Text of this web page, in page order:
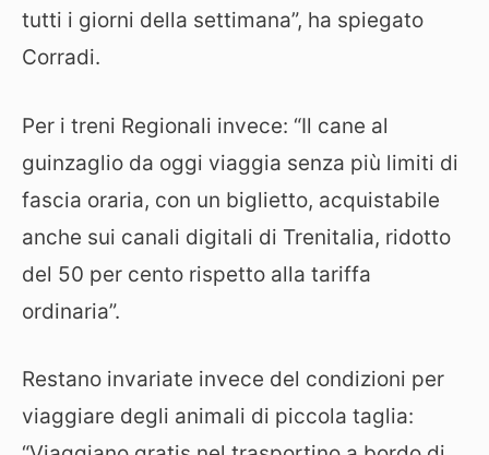
tutti i giorni della settimana”, ha spiegato
Corradi.
Per i treni Regionali invece: “Il cane al
guinzaglio da oggi viaggia senza più limiti di
fascia oraria, con un biglietto, acquistabile
anche sui canali digitali di Trenitalia, ridotto
del 50 per cento rispetto alla tariffa
ordinaria”.
Restano invariate invece del condizioni per
viaggiare degli animali di piccola taglia: